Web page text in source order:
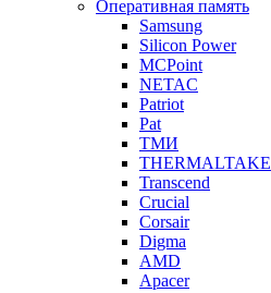
Оперативная память
Samsung
Silicon Power
MCPoint
NETAC
Patriot
Pat
ТМИ
THERMALTAKE
Transcend
Crucial
Corsair
Digma
AMD
Apacer